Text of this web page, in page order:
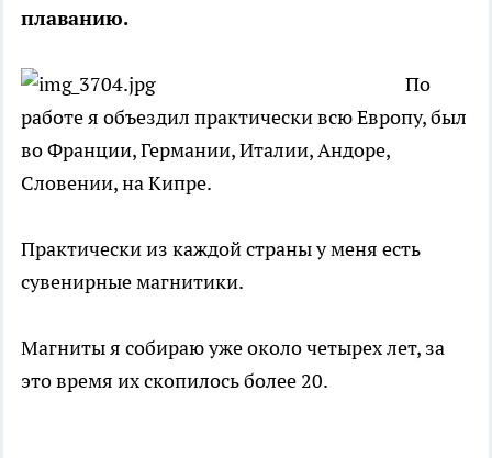
плаванию.
По
работе я объездил практически всю Европу, был
во Франции, Германии, Италии, Андоре,
Словении, на Кипре.
Практически из каждой страны у меня есть
сувенирные магнитики.
Магниты я собираю уже около четырех лет, за
это время их скопилось более 20.